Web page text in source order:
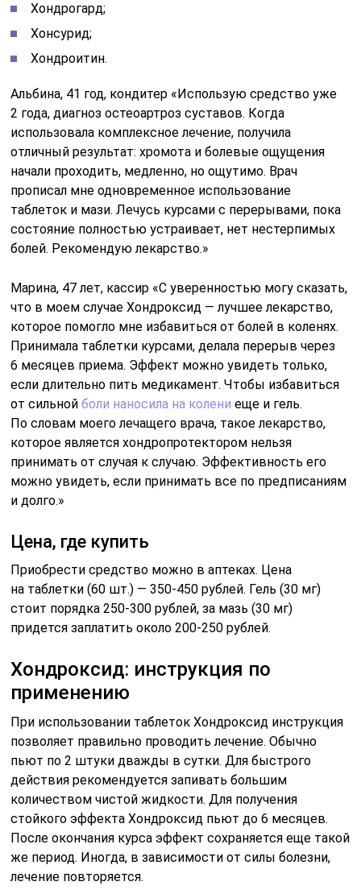
Хондрогард;
Хонсурид;
Хондроитин.
Альбина, 41 год, кондитер «Использую средство уже
2 года, диагноз остеоартроз суставов. Когда
использовала комплексное лечение, получила
отличный результат: хромота и болевые ощущения
начали проходить, медленно, но ощутимо. Врач
прописал мне одновременное использование
таблеток и мази. Лечусь курсами с перерывами, пока
состояние полностью устраивает, нет нестерпимых
болей. Рекомендую лекарство.»
Марина, 47 лет, кассир «С уверенностью могу сказать,
что в моем случае Хондроксид — лучшее лекарство,
которое помогло мне избавиться от болей в коленях.
Принимала таблетки курсами, делала перерыв через
6 месяцев приема. Эффект можно увидеть только,
если длительно пить медикамент. Чтобы избавиться
от сильнойболи наносила на колени еще и гель.
По словам моего лечащего врача, такое лекарство,
которое является хондропротектором нельзя
принимать от случая к случаю. Эффективность его
можно увидеть, если принимать все по предписаниям
и долго.»
Цена, где купить
Приобрести средство можно в аптеках. Цена
на таблетки (60 шт.) — 350-450 рублей. Гель (30 мг)
стоит порядка 250-300 рублей, за мазь (30 мг)
придется заплатить около 200-250 рублей.
Хондроксид: инструкция по
применению
При использовании таблеток Хондроксид инструкция
позволяет правильно проводить лечение. Обычно
пьют по 2 штуки дважды в сутки. Для быстрого
действия рекомендуется запивать большим
количеством чистой жидкости. Для получения
стойкого эффекта Хондроксид пьют до 6 месяцев.
После окончания курса эффект сохраняется еще такой
же период. Иногда, в зависимости от силы болезни,
лечение повторяется.